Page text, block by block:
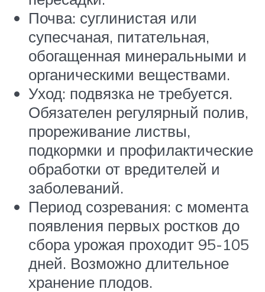
Почва: суглинистая или
супесчаная, питательная,
обогащенная минеральными и
органическими веществами.
Уход: подвязка не требуется.
Обязателен регулярный полив,
прореживание листвы,
подкормки и профилактические
обработки от вредителей и
заболеваний.
Период созревания: с момента
появления первых ростков до
сбора урожая проходит 95-105
дней. Возможно длительное
хранение плодов.